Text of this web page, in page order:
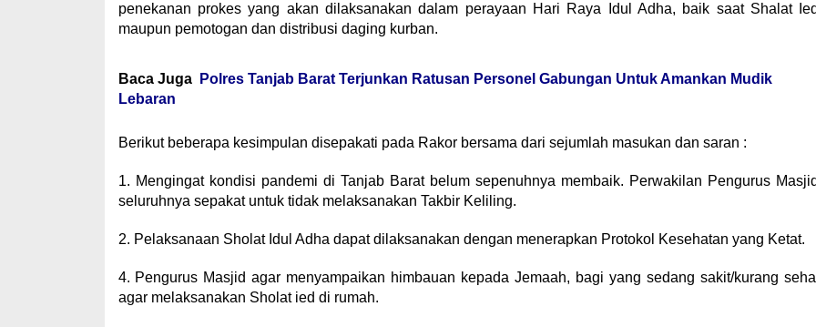
penekanan prokes yang akan dilaksanakan dalam perayaan Hari Raya Idul Adha, baik saat Shalat Ied
maupun pemotogan dan distribusi daging kurban.
Baca Juga
Polres Tanjab Barat Terjunkan Ratusan Personel Gabungan Untuk Amankan Mudik
Lebaran
Berikut beberapa kesimpulan disepakati pada Rakor bersama dari sejumlah masukan dan saran :
1. Mengingat kondisi pandemi di Tanjab Barat belum sepenuhnya membaik. Perwakilan Pengurus Masjid
seluruhnya sepakat untuk tidak melaksanakan Takbir Keliling.
2. Pelaksanaan Sholat Idul Adha dapat dilaksanakan dengan menerapkan Protokol Kesehatan yang Ketat.
4. Pengurus Masjid agar menyampaikan himbauan kepada Jemaah, bagi yang sedang sakit/kurang
agar melaksanakan Sholat ied di rumah.